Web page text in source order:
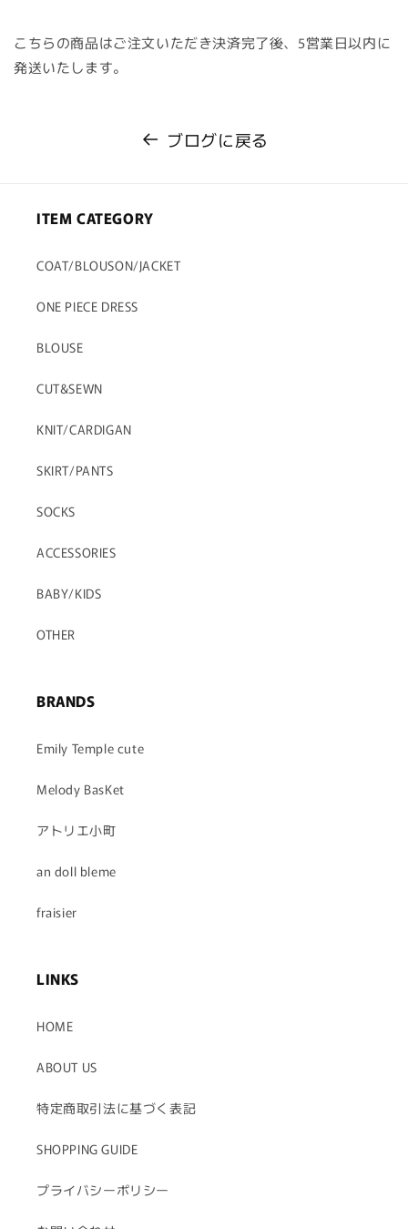
こちらの商品はご注文いただき決済完了後、5営業日以内に
発送いたします。
ブログに戻る
ITEM CATEGORY
COAT/BLOUSON/JACKET
ONE PIECE DRESS
BLOUSE
CUT&SEWN
KNIT/CARDIGAN
SKIRT/PANTS
SOCKS
ACCESSORIES
BABY/KIDS
OTHER
BRANDS
Emily Temple cute
Melody BasKet
アトリエ小町
an doll bleme
fraisier
LINKS
HOME
ABOUT US
特定商取引法に基づく表記
SHOPPING GUIDE
プライバシーポリシー